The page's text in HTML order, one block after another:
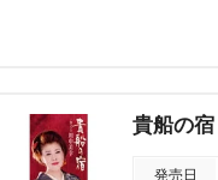
貴船の宿
発売日